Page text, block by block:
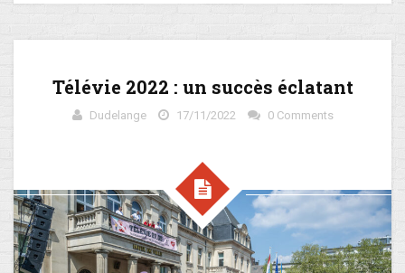
Télévie 2022 : un succès éclatant
Dudelange 17/11/2022 0 Comments